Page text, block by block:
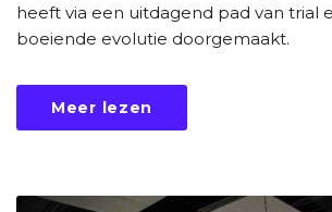
heeft via een uitdagend pad van trial
boeiende evolutie doorgemaakt.
Meer lezen